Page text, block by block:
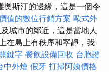
奧斯汀的邊緣，這是一個令
值的數位行銷方案 歐式外
城市的鄰近，這是當地人
在島上有秩序和寧靜，我
鍵字 餐飲設備回收 台胞證
中外燴 假牙 打掃阿姨價格